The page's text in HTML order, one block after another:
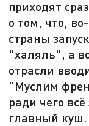
приходят
о том, что,
страны
"халяль", а
отрасли
"Муслим
ради чего
главный куш.